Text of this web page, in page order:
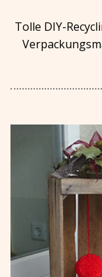
Tolle DIY-